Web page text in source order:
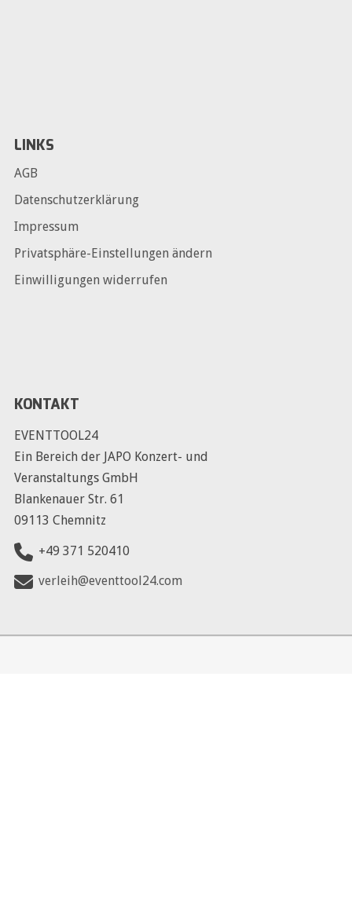
LINKS
AGB
Datenschutzerklärung
Impressum
Privatsphäre-Einstellungen ändern
Einwilligungen widerrufen
KONTAKT
EVENTTOOL24
Ein Bereich der JAPO Konzert- und
Veranstaltungs GmbH
Blankenauer Str. 61
09113 Chemnitz
+49 371 520410
verleih@eventtool24.com